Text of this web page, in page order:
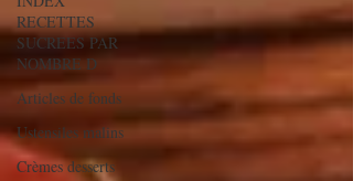
RECETTES
SUCREES PAR
NOMBRE D
Articles de fonds
Ustensiles malins
Crèmes desserts